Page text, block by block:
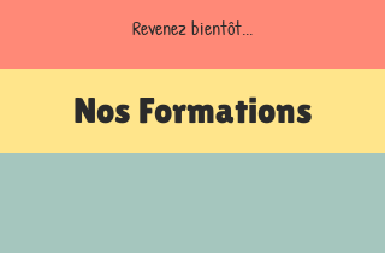
Revenez bientôt...
Nos Formations